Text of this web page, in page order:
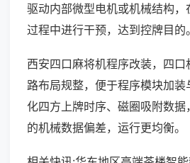
驱动内部微型电机或机械结构
过程中进行干预，达到控牌目的。
西安四口麻将机程序改装，四
路布局规整，便于程序模块加
化四方上牌时序、磁圈吸附数
的机械数据偏差，运行更均衡。